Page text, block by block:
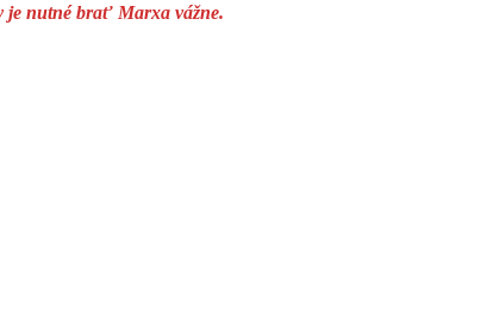
je nutné brať Marxa vážne.